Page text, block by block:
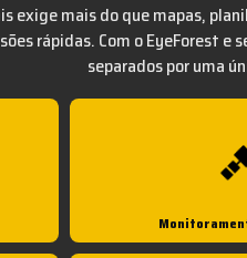
exige mais do que mapas,
rápidas. Com o EyeForest
separados por uma